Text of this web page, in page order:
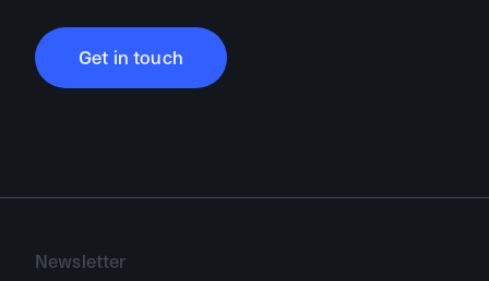
Get in touch
Newsletter